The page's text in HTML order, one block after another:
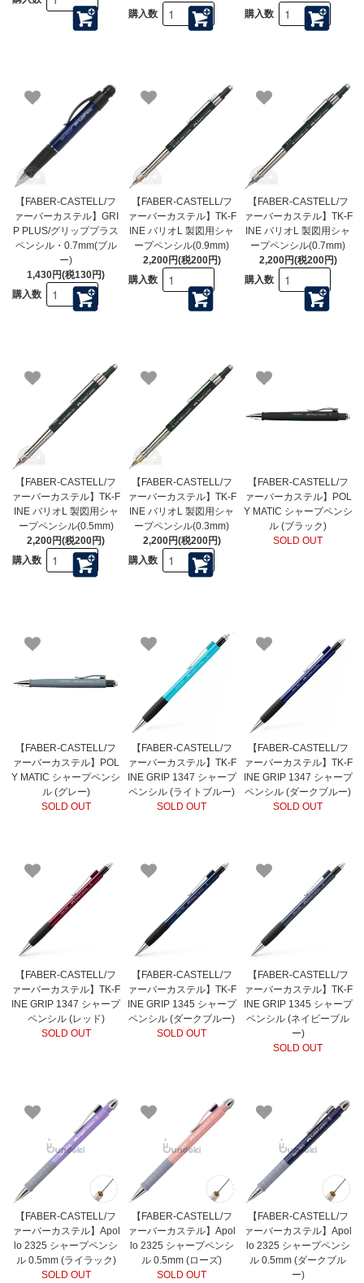
購入数
購入数
【FABER-CASTELL/フ
ァーバーカステル】GRI
P PLUS/グリッププラス
ペンシル・0.7mm(ブル
ー)
1,430円(税130円)
購入数
【FABER-CASTELL/フ
ァーバーカステル】TK-F
INE バリオL 製図用シャ
ープペンシル(0.9mm)
2,200円(税200円)
購入数
【FABER-CASTELL/フ
ァーバーカステル】TK-F
INE バリオL 製図用シャ
ープペンシル(0.7mm)
2,200円(税200円)
購入数
【FABER-CASTELL/フ
ァーバーカステル】TK-F
INE バリオL 製図用シャ
ープペンシル(0.5mm)
2,200円(税200円)
購入数
【FABER-CASTELL/フ
ァーバーカステル】TK-F
INE バリオL 製図用シャ
ープペンシル(0.3mm)
2,200円(税200円)
購入数
【FABER-CASTELL/フ
ァーバーカステル】POL
Y MATIC シャープペンシ
ル (ブラック)
SOLD OUT
【FABER-CASTELL/フ
ァーバーカステル】POL
Y MATIC シャープペンシ
ル (グレー)
SOLD OUT
【FABER-CASTELL/フ
ァーバーカステル】TK-F
INE GRIP 1347 シャープ
ペンシル (ライトブルー)
SOLD OUT
【FABER-CASTELL/フ
ァーバーカステル】TK-F
INE GRIP 1347 シャープ
ペンシル (ダークブルー)
SOLD OUT
【FABER-CASTELL/フ
ァーバーカステル】TK-F
INE GRIP 1347 シャープ
ペンシル (レッド)
SOLD OUT
【FABER-CASTELL/フ
ァーバーカステル】TK-F
INE GRIP 1345 シャープ
ペンシル (ダークブルー)
SOLD OUT
【FABER-CASTELL/フ
ァーバーカステル】TK-F
INE GRIP 1345 シャープ
ペンシル (ネイビーブル
ー)
SOLD OUT
【FABER-CASTELL/フ
ァーバーカステル】Apol
lo 2325 シャープペンシ
ル 0.5mm (ライラック)
SOLD OUT
【FABER-CASTELL/フ
ァーバーカステル】Apol
lo 2325 シャープペンシ
ル 0.5mm (ローズ)
SOLD OUT
【FABER-CASTELL/フ
ァーバーカステル】Apol
lo 2325 シャープペンシ
ル 0.5mm (ダークブル
ー)